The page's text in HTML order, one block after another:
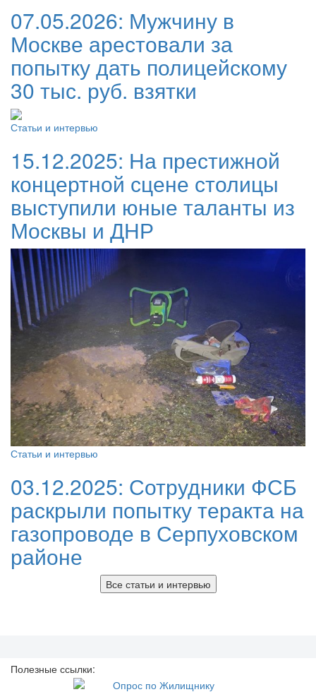
07.05.2026: Мужчину в
Москве арестовали за
попытку дать полицейскому
30 тыс. руб. взятки
Статьи и интервью
15.12.2025: На престижной
концертной сцене столицы
выступили юные таланты из
Москвы и ДНР
Статьи и интервью
03.12.2025: Сотрудники ФСБ
раскрыли попытку теракта на
газопроводе в Серпуховском
районе
Все статьи и интервью
Полезные ссылки: